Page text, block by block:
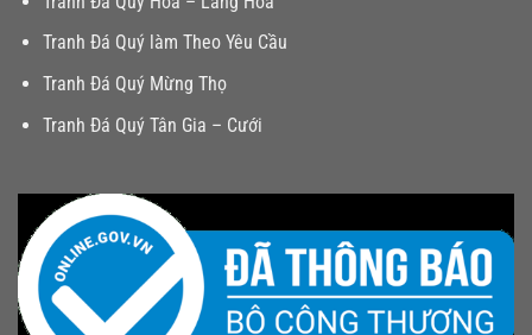
Tranh Đá Quý làm Theo Yêu Cầu
Tranh Đá Quý Mừng Thọ
Tranh Đá Quý Tân Gia – Cưới